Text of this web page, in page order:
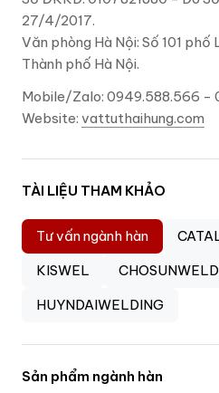
27/4/2017.
Văn phòng Hà Nội: Số 101 phố
Thành phố Hà Nội.
Mobile/Zalo: 0949.588.566 -
Website: vattuthaihung.com
TÀI LIỆU THAM KHẢO
Tư vấn ngành hàn
KISWEL
HUYNDAIWELDING
Sản phẩm ngành hàn